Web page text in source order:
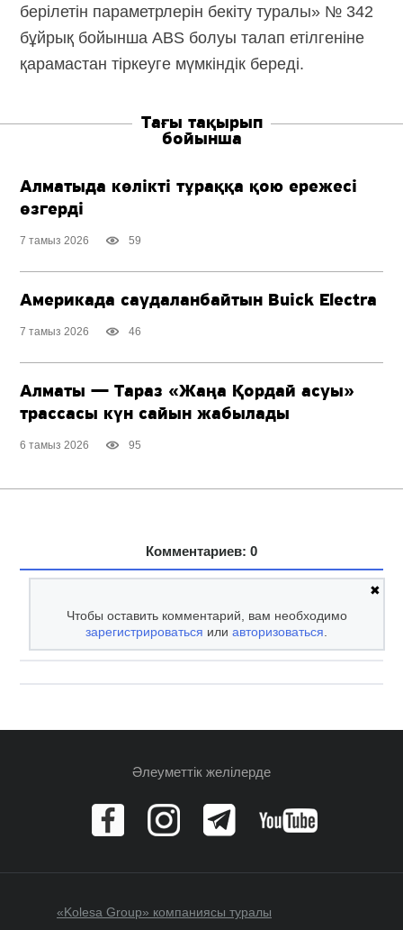
берілетін параметрлерін бекіту туралы» № 342
бұйрық бойынша ABS болуы талап етілгеніне
қарамастан тіркеуге мүмкіндік береді.
Тағы тақырып
бойынша
Алматыда көлікті тұраққа қою ережесі
өзгерді
7 тамыз 2026 59
Америкада саудаланбайтын Buick Electra
7 тамыз 2026 46
Алматы — Тараз «Жаңа Қордай асуы»
трассасы күн сайын жабылады
6 тамыз 2026 95
Комментариев: 0
✖
Чтобы оставить комментарий, вам необходимо
зарегистрироваться илиавторизоваться.
Әлеуметтік желілерде
«Kolesa Group» компаниясы туралы